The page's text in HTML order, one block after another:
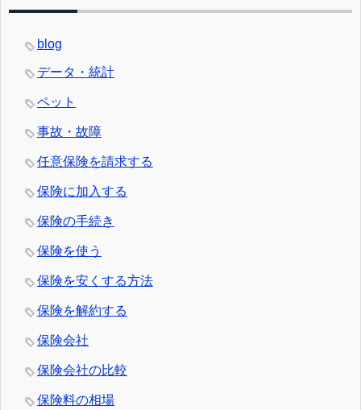
blog
データ・統計
ペット
事故・故障
任意保険を請求する
保険に加入する
保険の手続き
保険を使う
保険を安くする方法
保険を解約する
保険会社
保険会社の比較
保険料の相場